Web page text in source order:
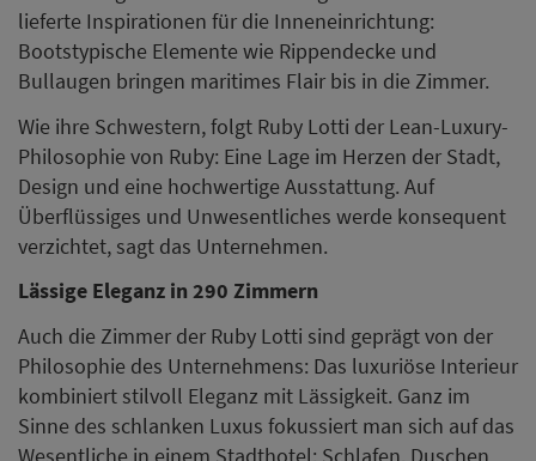
lieferte Inspirationen für die Inneneinrichtung:
Bootstypische Elemente wie Rippendecke und
Bullaugen bringen maritimes Flair bis in die Zimmer.
Wie ihre Schwestern, folgt Ruby Lotti der Lean-Luxury-
Philosophie von Ruby: Eine Lage im Herzen der Stadt,
Design und eine hochwertige Ausstattung. Auf
Überflüssiges und Unwesentliches werde konsequent
verzichtet, sagt das Unternehmen.
Lässige Eleganz in 290 Zimmern
Auch die Zimmer der Ruby Lotti sind geprägt von der
Philosophie des Unternehmens: Das luxuriöse Interieur
kombiniert stilvoll Eleganz mit Lässigkeit. Ganz im
Sinne des schlanken Luxus fokussiert man sich auf das
Wesentliche in einem Stadthotel: Schlafen, Duschen